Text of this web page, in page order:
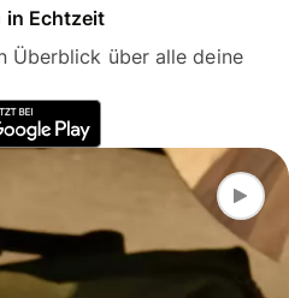
in Echtzeit
Überblick über alle deine